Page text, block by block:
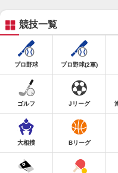
競技一覧
プロ野球 プロ野球(2軍)
ゴルフ Jリーグ
大相撲 Bリーグ